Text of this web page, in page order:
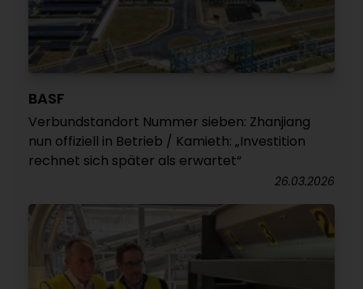
BASF
Verbundstandort Nummer sieben: Zhanjiang
nun offiziell in Betrieb / Kamieth: „Investition
rechnet sich später als erwartet“
26.03.2026